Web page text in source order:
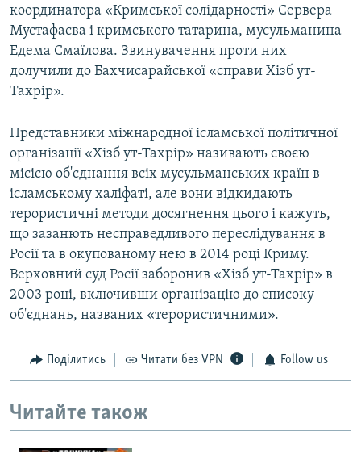
координатора «Кримської солідарності» Сервера
Мустафаєва і кримського татарина, мусульманина
Едема Смаїлова. Звинувачення проти них
долучили до Бахчисарайської «справи Хізб ут-
Тахрір».
Представники міжнародної ісламської політичної
організації «Хізб ут-Тахрір» називають своєю
місією об'єднання всіх мусульманських країн в
ісламському халіфаті, але вони відкидають
терористичні методи досягнення цього і кажуть,
що зазанють несправедливого переслідування в
Росії та в окупованому нею в 2014 році Криму.
Верховний суд Росії заборонив «Хізб ут-Тахрір» в
2003 році, включивши організацію до списоку
об'єднань, названих «терористичними».
Поділитись Читати без VPN Follow us
Читайте також